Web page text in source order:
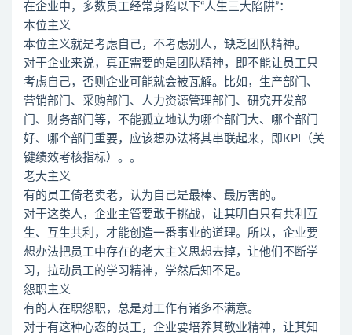
在企业中，多数员工经常身陷以下“人生三大陷阱”：
本位主义
本位主义就是考虑自己，不考虑别人，缺乏团队精神。
对于企业来说，真正需要的是团队精神，即不能让员工只
考虑自己，否则企业可能就会被瓦解。比如，生产部门、
营销部门、采购部门、人力资源管理部门、研究开发部
门、财务部门等，不能孤立地认为哪个部门大、哪个部门
好、哪个部门重要，应该想办法将其串联起来，即KPI（关
键绩效考核指标）。。
老大主义
有的员工倚老卖老，认为自己是最棒、最厉害的。
对于这类人，企业主管要敢于挑战，让其明白只有共利互
生、互生共利，才能创造一番事业的道理。所以，企业要
想办法把员工中存在的老大主义思想去掉，让他们不断学
习，拉动员工的学习精神，学然后知不足。
怨职主义
有的人在职怨职，总是对工作有诸多不满意。
对于有这种心态的员工，企业要培养其敬业精神，让其知